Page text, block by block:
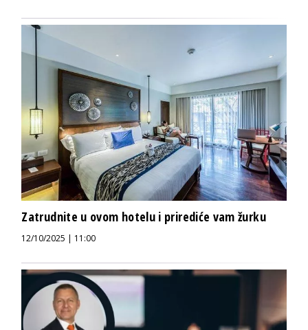
Zatrudnite u ovom hotelu i prirediće vam žurku
12/10/2025 | 11:00